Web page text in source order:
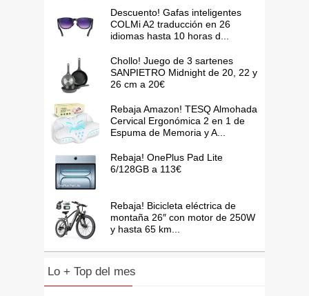
Descuento! Gafas inteligentes
COLMi A2 traducción en 26
idiomas hasta 10 horas d...
Chollo! Juego de 3 sartenes
SANPIETRO Midnight de 20, 22 y
26 cm a 20€
Rebaja Amazon! TESQ Almohada
Cervical Ergonómica 2 en 1 de
Espuma de Memoria y A...
Rebaja! OnePlus Pad Lite
6/128GB a 113€
Rebaja! Bicicleta eléctrica de
montaña 26″ con motor de 250W
y hasta 65 km...
Lo + Top del mes